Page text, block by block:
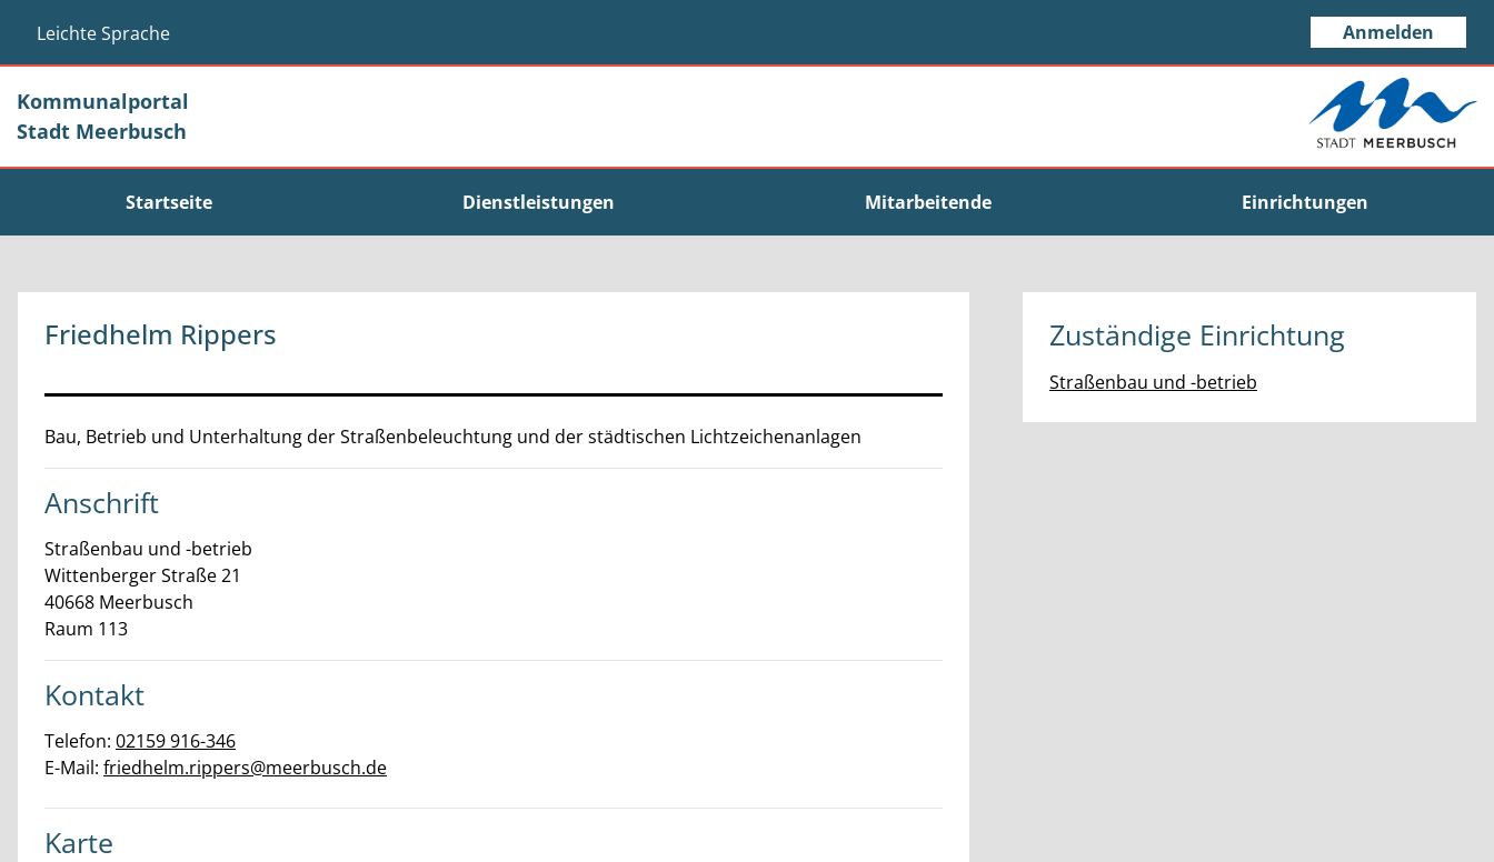
Zum Hauptinhalt springen
Leichte Sprache
Anmelden
Kommunalportal
Stadt Meerbusch
Startseite Dienstleistungen Mitarbeitende Einrichtungen
Friedhelm Rippers
Beschreibung
Bau, Betrieb und Unterhaltung der Straßenbeleuchtung und der städtischen Lichtzeichenanlagen
Anschrift
Straßenbau und -betrieb
Wittenberger Straße21
40668 Meerbusch
Raum 113
Kontakt
Telefon: 02159 916-346
E-Mail: friedhelm.rippers@meerbusch.de
Karte
Zuständige Einrichtung
Straßenbau und -betrieb